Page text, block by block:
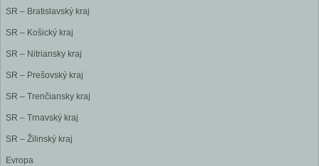
SR – Bratislavský kraj
SR – Košický kraj
SR – Nitriansky kraj
SR – Prešovský kraj
SR – Trenčiansky kraj
SR – Trnavský kraj
SR – Žilinský kraj
Evropa